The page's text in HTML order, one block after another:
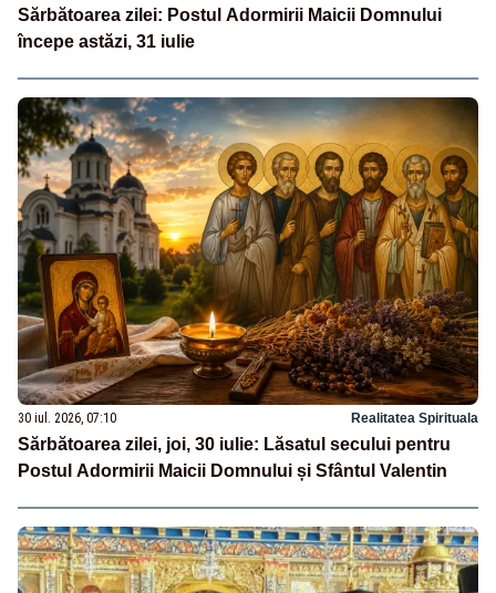
Sărbătoarea zilei: Postul Adormirii Maicii Domnului
începe astăzi, 31 iulie
30 iul. 2026, 07:10 Realitatea Spirituala
Sărbătoarea zilei, joi, 30 iulie: Lăsatul secului pentru
Postul Adormirii Maicii Domnului și Sfântul Valentin